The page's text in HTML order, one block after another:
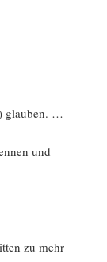
glauben. …
und
zu mehr